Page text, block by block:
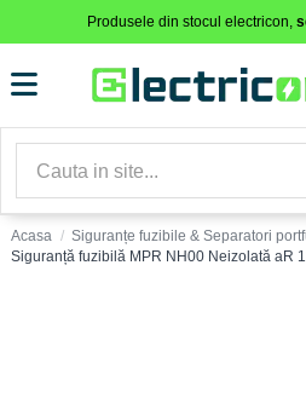
Produsele din stocul electricon,
Acasa Siguranțe fuzibile & Separatori
Siguranță fuzibilă MPR NH00 Neizolată aR